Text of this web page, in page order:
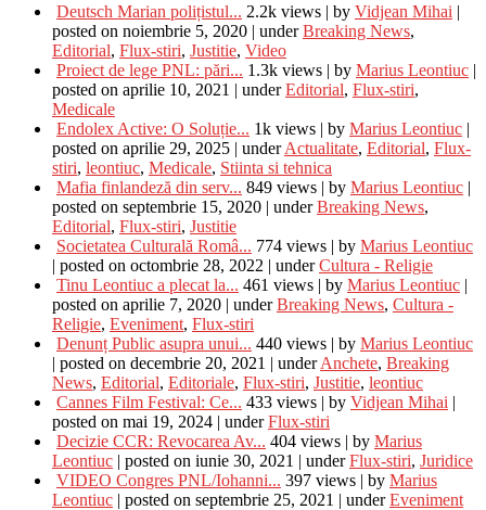
Deutsch Marian polițistul... 2.2k views | by Vidjean Mihai |
posted on noiembrie 5, 2020 | underBreaking News,
Editorial, Flux-stiri, Justitie, Video
Proiect de lege PNL: pări... 1.3k views | by Marius Leontiuc |
posted on aprilie 10, 2021 | underEditorial, Flux-stiri,
Medicale
Endolex Active: O Soluție... 1k views | by Marius Leontiuc |
posted on aprilie 29, 2025 | underActualitate, Editorial, Flux-
stiri, leontiuc, Medicale, Stiinta si tehnica
Mafia finlandeză din serv... 849 views | by Marius Leontiuc |
posted on septembrie 15, 2020 | underBreaking News,
Editorial, Flux-stiri, Justitie
Societatea Culturală Româ... 774 views | by Marius Leontiuc
| posted on octombrie 28, 2022 | underCultura - Religie
Tinu Leontiuc a plecat la... 461 views | by Marius Leontiuc |
posted on aprilie 7, 2020 | underBreaking News, Cultura -
Religie, Eveniment, Flux-stiri
Denunț Public asupra unui... 440 views | by Marius Leontiuc
| posted on decembrie 20, 2021 | underAnchete, Breaking
News, Editorial, Editoriale, Flux-stiri, Justitie, leontiuc
Cannes Film Festival: Ce... 433 views | by Vidjean Mihai |
posted on mai 19, 2024 | underFlux-stiri
Decizie CCR: Revocarea Av... 404 views | by Marius
Leontiuc | posted on iunie 30, 2021 | underFlux-stiri, Juridice
VIDEO Congres PNL/Iohanni... 397 views | by Marius
Leontiuc | posted on septembrie 25, 2021 | underEveniment